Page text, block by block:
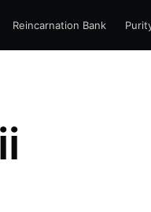
RADIO
Reincarnation Bank